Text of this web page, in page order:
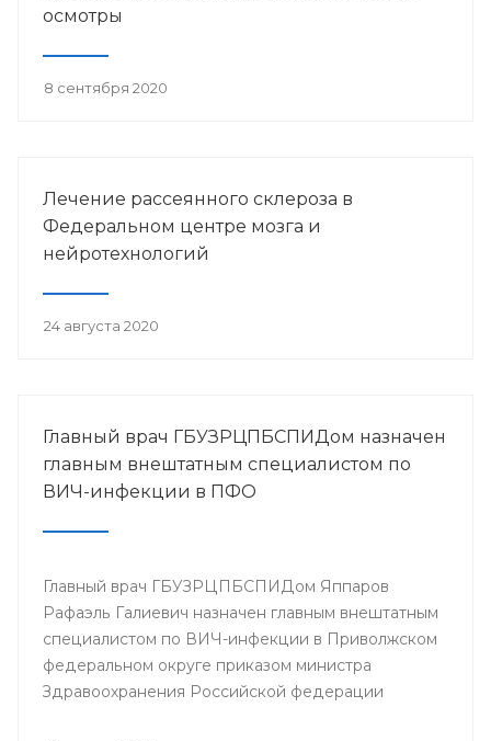
осмотры
8 сентября 2020
Лечение рассеянного склероза в
Федеральном центре мозга и
нейротехнологий
24 августа 2020
Главный врач ГБУЗРЦПБСПИДом назначен
главным внештатным специалистом по
ВИЧ-инфекции в ПФО
Главный врач ГБУЗРЦПБСПИДом Яппаров
Рафаэль Галиевич назначен главным внештатным
специалистом по ВИЧ-инфекции в Приволжском
федеральном округе приказом министра
Здравоохранения Российской федерации